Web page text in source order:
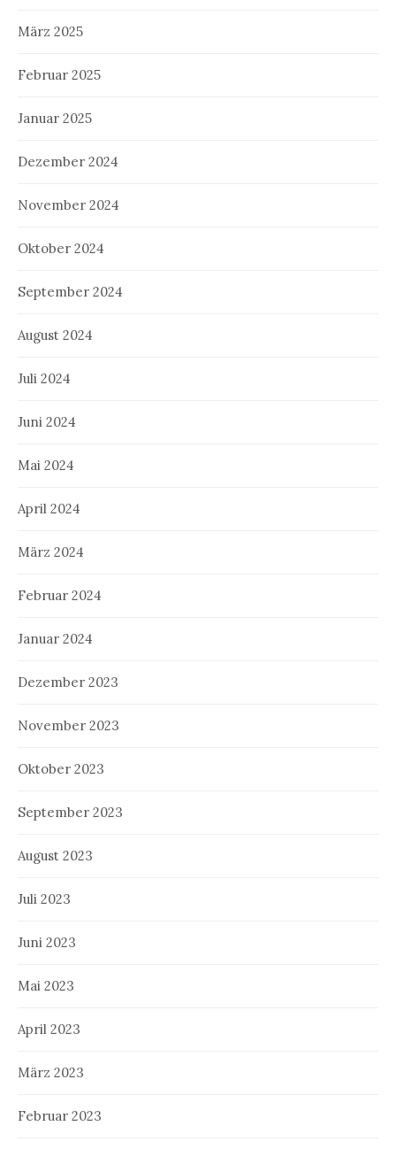
März 2025
Februar 2025
Januar 2025
Dezember 2024
November 2024
Oktober 2024
September 2024
August 2024
Juli 2024
Juni 2024
Mai 2024
April 2024
März 2024
Februar 2024
Januar 2024
Dezember 2023
November 2023
Oktober 2023
September 2023
August 2023
Juli 2023
Juni 2023
Mai 2023
April 2023
März 2023
Februar 2023